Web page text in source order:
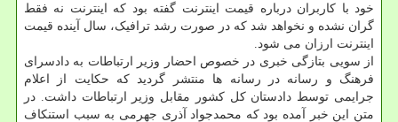
خود با کاربران درباره قیمت اینترنت گفته بود که اینترنت نه فقط
گران نشده و نخواهد شد که در صورت رشد ترافیک، سال آینده قیمت
اینترنت ارزان می شود.
از سویی بتازگی خبری در خصوص احضار وزیر ارتباطات به دادسرای
فرهنگ و رسانه در رسانه ها منتشر گردید که حکایت از اعلام
جرایمی توسط دادستان کل کشور مقابل وزیر ارتباطات داشت. در
متن این خبر آمده بود که محمدجواد آذری جهرمی به سبب استنکاف